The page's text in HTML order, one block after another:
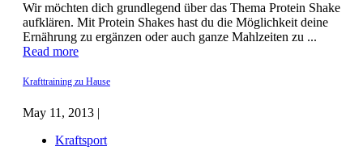
Wir möchten dich grundlegend über das Thema Protein Shake
aufklären. Mit Protein Shakes hast du die Möglichkeit deine
Ernährung zu ergänzen oder auch ganze Mahlzeiten zu ...
Read more
Krafttraining zu Hause
May 11, 2013 |
Kraftsport